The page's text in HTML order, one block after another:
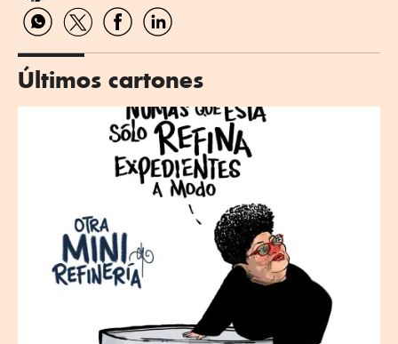
CompartirCompartirCompartirCompartir
Últimos cartones